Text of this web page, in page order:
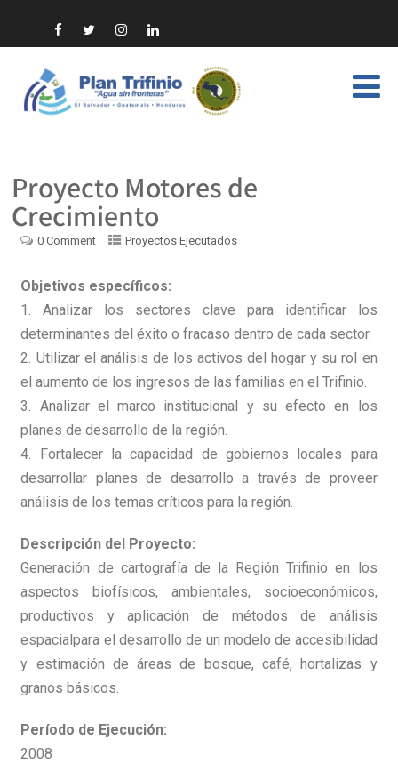
Proyecto Motores de
Crecimiento
0 Comment Proyectos Ejecutados
Objetivos específicos:
1. Analizar los sectores clave para identificar los
determinantes del éxito o fracaso dentro de cada sector.
2. Utilizar el análisis de los activos del hogar y su rol en
el aumento de los ingresos de las familias en el Trifinio.
3. Analizar el marco institucional y su efecto en los
planes de desarrollo de la región.
4. Fortalecer la capacidad de gobiernos locales para
desarrollar planes de desarrollo a través de proveer
análisis de los temas críticos para la región.
Descripción del Proyecto:
Generación de cartografía de la Región Trifinio en los
aspectos biofísicos, ambientales, socioeconómicos,
productivos y aplicación de métodos de análisis
espacialpara el desarrollo de un modelo de accesibilidad
y estimación de áreas de bosque, café, hortalizas y
granos básicos.
Período de Ejecución:
2008